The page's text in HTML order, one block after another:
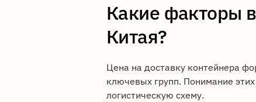
Какие факторы
Китая?
Цена на доставку контейнера
ключевых групп. Понимание
логистическую схему.